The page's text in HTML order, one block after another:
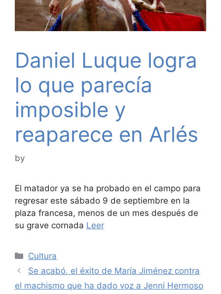
Daniel Luque logra
lo que parecía
imposible y
reaparece en Arlés
by
El matador ya se ha probado en el campo para
regresar este sábado 9 de septiembre en la
plaza francesa, menos de un mes después de
su grave cornada Leer
Categories
Cultura
Se acabó, el éxito de María Jiménez contra
el machismo que ha dado voz a Jenni Hermoso